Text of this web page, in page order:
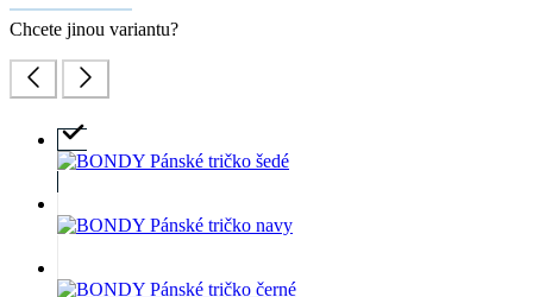
Chcete jinou variantu?